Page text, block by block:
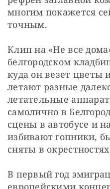
многим покажется
точным.
Клип на «Не все
белгородском
куда он везет цветы
летают разные
летательные
самолично в
сцены в автобусе и
избивают гопники,
сняты в
В первый год